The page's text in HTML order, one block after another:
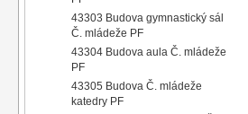
43303 Budova gymnastický sál
Č. mládeže PF
43304 Budova aula Č. mládeže
PF
43305 Budova Č. mládeže
katedry PF